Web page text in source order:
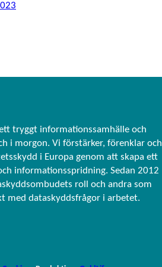
tryggt informationssamhälle och
i morgon. Vi förstärker, förenklar och
i Europa genom att skapa ett
informationsspridning. Sedan 2012
roll och andra som
med dataskyddsfrågor i arbetet.